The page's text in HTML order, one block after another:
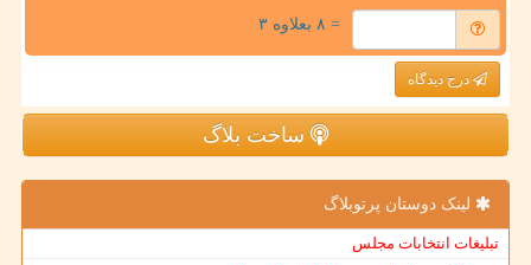
= ۸ بعلاوه ۳
درج دیدگاه
ساخت بلاگ
لینک دوستان پرتوبلاگ
تبلیغات انتخابات مجلس